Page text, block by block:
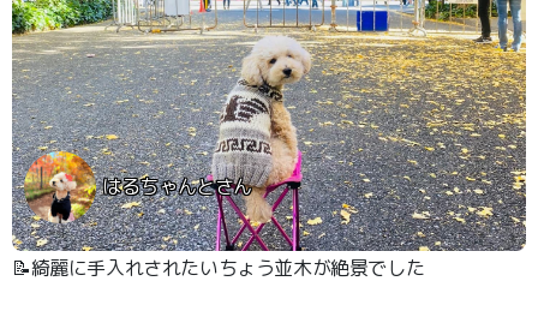
はるちゃんとさん
📝綺麗に手入れされたいちょう並木が絶景でした